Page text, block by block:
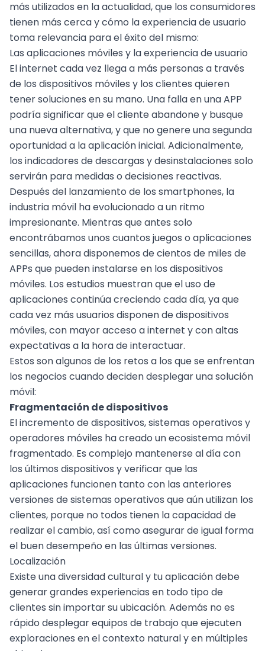
más utilizados en la actualidad, que los consumidores
tienen más cerca y cómo la experiencia de usuario
toma relevancia para el éxito del mismo:
Las aplicaciones móviles y la experiencia de usuario
El internet cada vez llega a más personas a través
de los dispositivos móviles y los clientes quieren
tener soluciones en su mano. Una falla en una APP
podría significar que el cliente abandone y busque
una nueva alternativa, y que no genere una segunda
oportunidad a la aplicación inicial. Adicionalmente,
los indicadores de descargas y desinstalaciones solo
servirán para medidas o decisiones reactivas.
Después del lanzamiento de los smartphones, la
industria móvil ha evolucionado a un ritmo
impresionante. Mientras que antes solo
encontrábamos unos cuantos juegos o aplicaciones
sencillas, ahora disponemos de cientos de miles de
APPs que pueden instalarse en los dispositivos
móviles. Los estudios muestran que el uso de
aplicaciones continúa creciendo cada día, ya que
cada vez más usuarios disponen de dispositivos
móviles, con mayor acceso a internet y con altas
expectativas a la hora de interactuar.
Estos son algunos de los retos a los que se enfrentan
los negocios cuando deciden desplegar una solución
móvil:
Fragmentación de dispositivos
El incremento de dispositivos, sistemas operativos y
operadores móviles ha creado un ecosistema móvil
fragmentado. Es complejo mantenerse al día con
los últimos dispositivos y verificar que las
aplicaciones funcionen tanto con las anteriores
versiones de sistemas operativos que aún utilizan los
clientes, porque no todos tienen la capacidad de
realizar el cambio, así como asegurar de igual forma
el buen desempeño en las últimas versiones.
Localización
Existe una diversidad cultural y tu aplicación debe
generar grandes experiencias en todo tipo de
clientes sin importar su ubicación. Además no es
rápido desplegar equipos de trabajo que ejecuten
exploraciones en el contexto natural y en múltiples